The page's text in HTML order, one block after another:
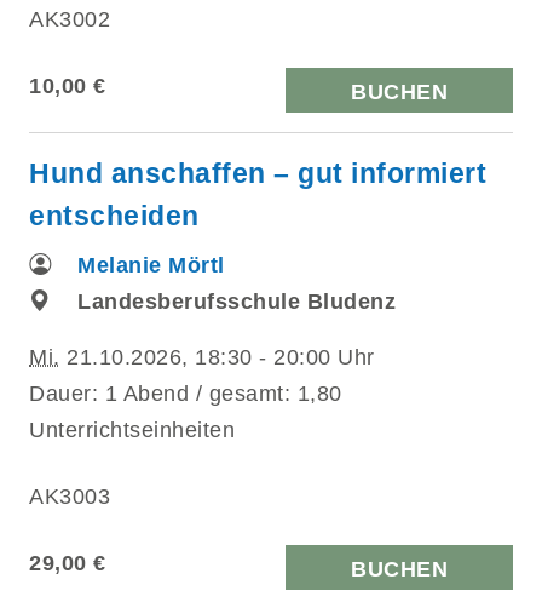
AK3002
10,00 € BUCHEN
Hund anschaffen – gut informiert
entscheiden
Melanie Mörtl
Landesberufsschule Bludenz
Mi. 21.10.2026, 18:30 - 20:00 Uhr
Dauer: 1 Abend / gesamt: 1,80
Unterrichtseinheiten
AK3003
29,00 € BUCHEN